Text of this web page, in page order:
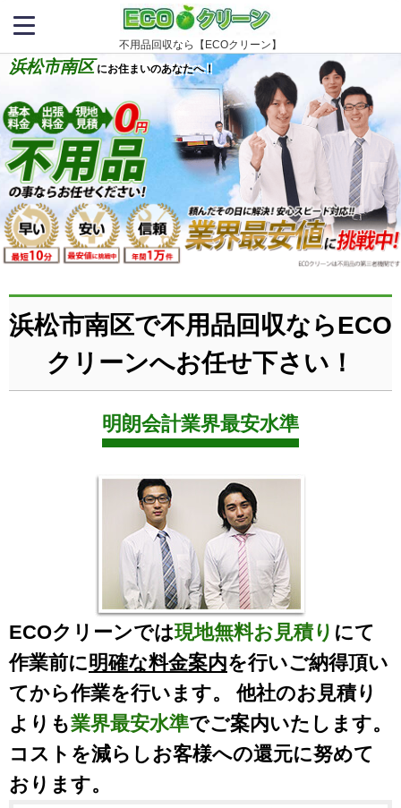
不用品回収なら【ECOクリーン】
浜松市南区 にお住まいのあなたへ！
浜松市南区で不用品回収ならECO
クリーンへお任せ下さい！
明朗会計業界最安水準
ECOクリーンでは現地無料お見積り にて
作業前に明確な料金案内を行いご納得頂い
てから作業を行います。 他社のお見積り
よりも業界最安水準でご案内いたします。
コストを減らしお客様への還元に努めて
おります。